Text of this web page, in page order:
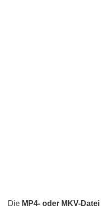
Die MP4- oder MKV-Datei